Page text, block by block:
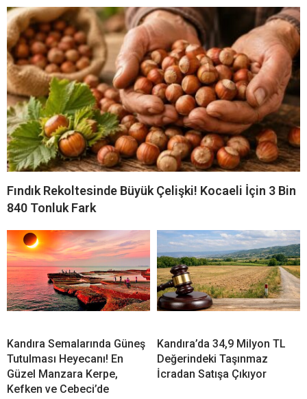
Fındık Rekoltesinde Büyük Çelişki! Kocaeli İçin 3 Bin
840 Tonluk Fark
Kandıra Semalarında Güneş
Tutulması Heyecanı! En
Güzel Manzara Kerpe,
Kefken ve Cebeci’de
Kandıra’da 34,9 Milyon TL
Değerindeki Taşınmaz
İcradan Satışa Çıkıyor